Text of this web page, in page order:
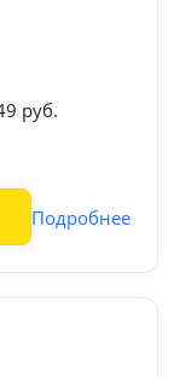
руб.
Подробнее